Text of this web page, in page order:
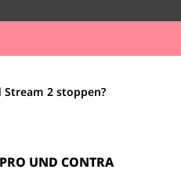
Stream 2 stoppen?
PRO UND CONTRA